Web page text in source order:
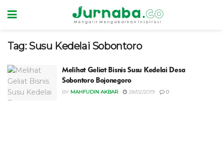
Tag: Susu Kedelai Sobontoro
Melihat Geliat Bisnis Susu Kedelai Desa
Sobontoro Bojonegoro
BY MAHFUDIN AKBAR 28/02/2019 0